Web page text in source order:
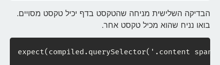
הבדיקה השלישית מניחה שהטקסט בדף יכיל טקסט מסויים.
בואו נניח שהוא מכיל טקסט אחר.
expect(compiled.querySelector('.content